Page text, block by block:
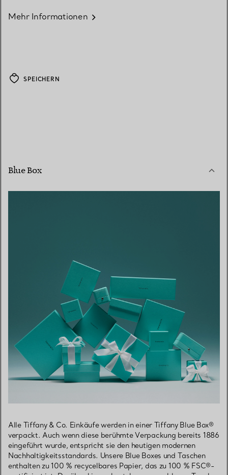
Mehr Informationen
SPEICHERN
Blue Box
Alle Tiffany & Co. Einkäufe werden in einer Tiffany Blue Box®
verpackt. Auch wenn diese berühmte Verpackung bereits 1886
eingeführt wurde, entspricht sie den heutigen modernen
Nachhaltigkeitsstandards. Unsere Blue Boxes und Taschen
enthalten zu 100 % recycelbares Papier, das zu 100 % FSC®-